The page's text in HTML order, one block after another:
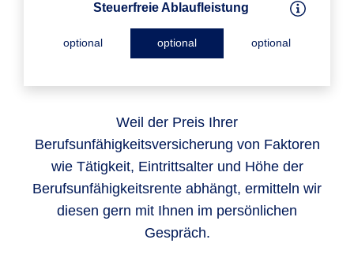
Steuerfreie Ablaufleistung
optional optional optional
Weil der Preis Ihrer
Berufsunfähigkeitsversicherung von Faktoren
wie Tätigkeit, Eintrittsalter und Höhe der
Berufsunfähigkeitsrente abhängt, ermitteln wir
diesen gern mit Ihnen im persönlichen
Gespräch.